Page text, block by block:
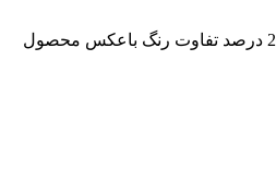
امکان 10 تا 20 درصد تفاوت رنگ باعکس محصول